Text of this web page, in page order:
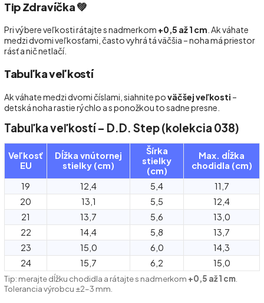
Tip Zdravíčka 💚
Pri výbere veľkosti rátajte s nadmerkom +0,5 až 1 cm . Ak váhate
medzi dvomi veľkosťami, často vyhrá tá väčšia – noha má priestor
rásť a nič netlačí.
Tabuľka veľkostí
Ak váhate medzi dvomi číslami, siahnite poväčšej veľkosti –
detská noha rastie rýchlo a s ponožkou to sadne presne.
Tabuľka veľkostí – D.D. Step (kolekcia 038)
Veľkosť
EU
Dĺžka vnútornej
stielky (cm)
Šírka
stielky
(cm)
Max. dĺžka
chodidla (cm)
19
12,4 5,4
11,7
20
13,1 5,5
12,4
21
13,7 5,6
13,0
22
14,4 5,8
13,7
23
15,0 6,0
14,3
24
15,7 6,2 15,0
Tip: merajte dĺžku chodidla a rátajte s nadmerkom +0,5 až 1 cm
Tolerancia výrobcu ±2–3 mm.